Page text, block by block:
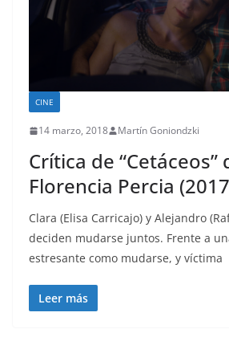
CINE
14 marzo, 2018 Martín Goniondzki
Crítica de “Cetáceos”
Florencia Percia
Clara (Elisa Carricajo) y Alejandro
deciden mudarse juntos. Frente a
estresante como mudarse, y víctima
Leer más